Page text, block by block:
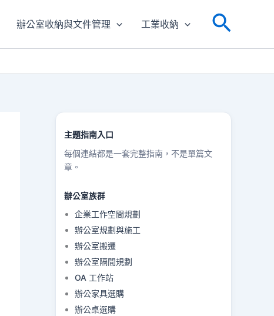
辦公室收納與文件管理 工業收納
搜
尋
主題指南入口
每個連結都是一套完整指南，不是單篇文
章。
辦公室族群
企業工作空間規劃
辦公室規劃與施工
辦公室搬遷
辦公室隔間規劃
OA 工作站
辦公家具選購
辦公桌選購